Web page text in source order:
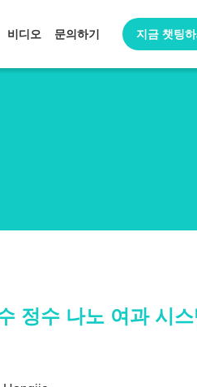
비디오 문의하기 지금 챗팅
정수 나노 여과 시